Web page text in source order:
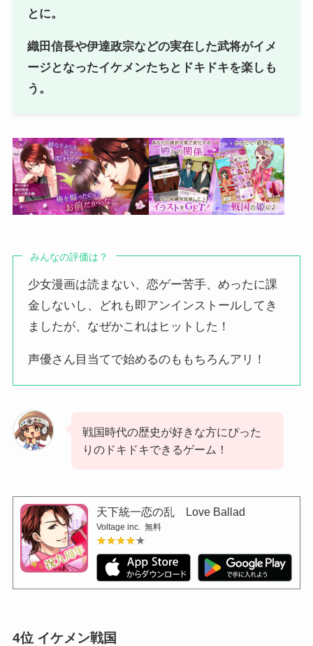
とに。
織田信長や伊達政宗などの実在した武将がイメ
ージとなったイケメンたちとドキドキを楽しも
う。
みんなの評価は？
少女漫画は読まない、恋ゲー苦手、めったに課
金しないし、どれも即アンインストールしてき
ましたが、なぜかこれはヒットした！
声優さん目当てで始めるのももちろんアリ！
戦国時代の歴史が好きな方にぴった
りのドキドキできるゲーム！
天下統一恋の乱 Love Ballad
Voltage inc. 無料
★★★★★
★★★★★
4位 イケメン戦国